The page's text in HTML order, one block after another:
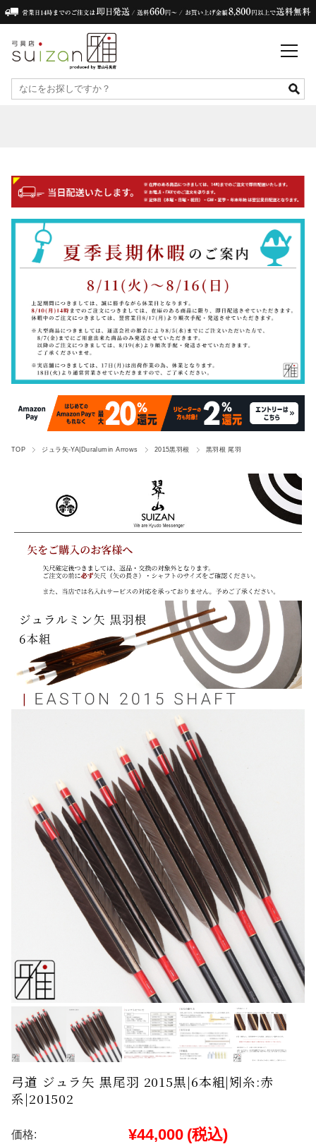
TOP ジュラ矢-YA|Duralumin Arrows 2015黒羽根 黒羽根 尾羽
弓道 ジュラ矢 黒尾羽 2015黒|6本組|矧糸:赤
系|201502
価格: ¥44,000 (税込)